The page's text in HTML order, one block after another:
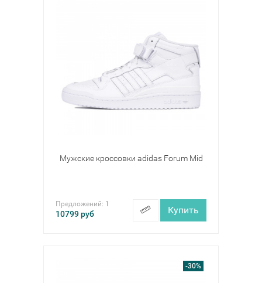
Мужские кроссовки adidas Forum Mid
Предложений: 1
10799руб Купить
-30%